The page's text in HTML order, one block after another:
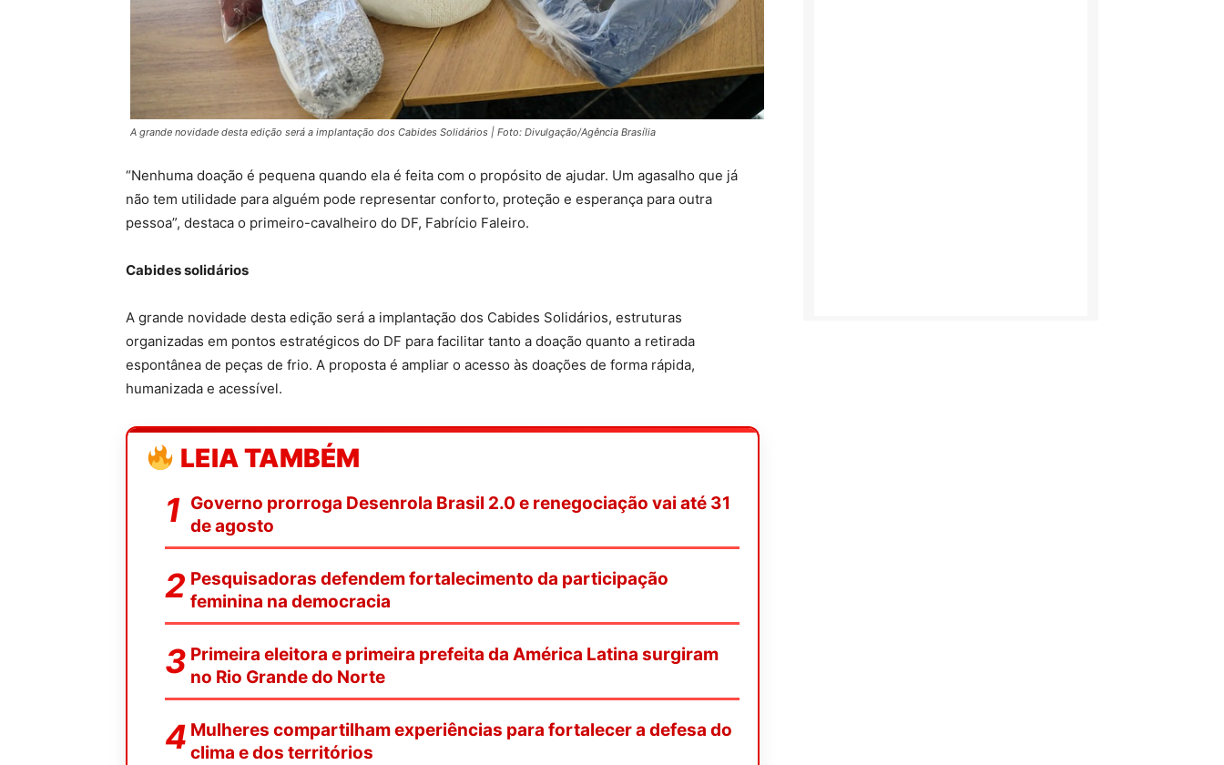
A grande novidade desta edição será a implantação dos Cabides Solidários | Foto: Divulgação/Agência Brasília
“Nenhuma doação é pequena quando ela é feita com o propósito de ajudar. Um agasalho que já
não tem utilidade para alguém pode representar conforto, proteção e esperança para outra
pessoa”, destaca o primeiro-cavalheiro do DF, Fabrício Faleiro.
Cabides solidários
A grande novidade desta edição será a implantação dos Cabides Solidários, estruturas
organizadas em pontos estratégicos do DF para facilitar tanto a doação quanto a retirada
espontânea de peças de frio. A proposta é ampliar o acesso às doações de forma rápida,
humanizada e acessível.
LEIA TAMBÉM
Governo prorroga Desenrola Brasil 2.0 e renegociação vai até 31
de agosto
Pesquisadoras defendem fortalecimento da participação
feminina na democracia
Primeira eleitora e primeira prefeita da América Latina surgiram
no Rio Grande do Norte
Mulheres compartilham experiências para fortalecer a defesa do
clima e dos territórios